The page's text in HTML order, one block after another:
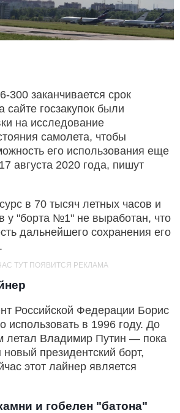
300 заканчивается срок
сайте госзакупок были
на исследование
самолета, чтобы
его использования еще
августа 2020 года, пишут
в 70 тысяч летных часов и
у "борта №1" не выработан, что
дальнейшего сохранения его
Российской Федерации Борис
использовать в 1996 году. До
летал Владимир Путин — пока
президентский борт,
этот лайнер является
и гобелен "батона"